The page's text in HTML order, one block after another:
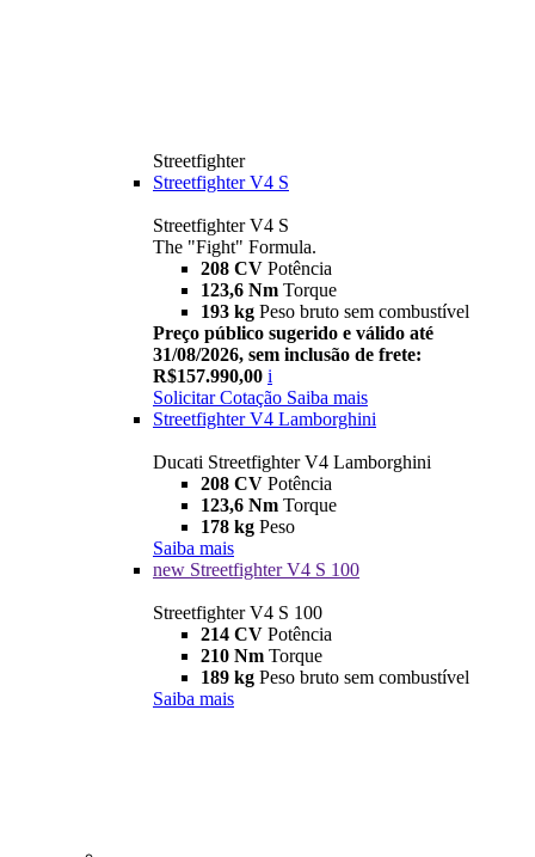
Streetfighter
Streetfighter V4 S
Streetfighter V4 S
The "Fight" Formula.
208 CV Potência
123,6 Nm Torque
193 kg Peso bruto sem combustível
Preço público sugerido e válido até
31/08/2026, sem inclusão de frete:
R$157.990,00 i
Solicitar Cotação Saiba mais
Streetfighter V4 Lamborghini
Ducati Streetfighter V4 Lamborghini
208 CV Potência
123,6 Nm Torque
178 kg Peso
Saiba mais
new Streetfighter V4 S 100
Streetfighter V4 S 100
214 CV Potência
210 Nm Torque
189 kg Peso bruto sem combustível
Saiba mais